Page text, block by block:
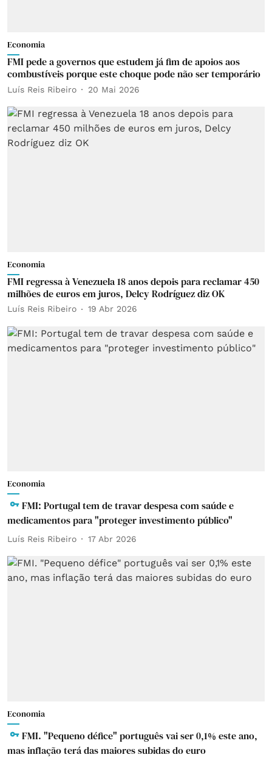
Economia
FMI pede a governos que estudem já fim de apoios aos
combustíveis porque este choque pode não ser temporário
Luís Reis Ribeiro 20 Mai 2026
Economia
FMI regressa à Venezuela 18 anos depois para reclamar 450
milhões de euros em juros, Delcy Rodríguez diz OK
Luís Reis Ribeiro 19 Abr 2026
Economia
FMI: Portugal tem de travar despesa com saúde e
medicamentos para "proteger investimento público"
Luís Reis Ribeiro 17 Abr 2026
Economia
FMI. "Pequeno défice" português vai ser 0,1% este ano,
mas inflação terá das maiores subidas do euro